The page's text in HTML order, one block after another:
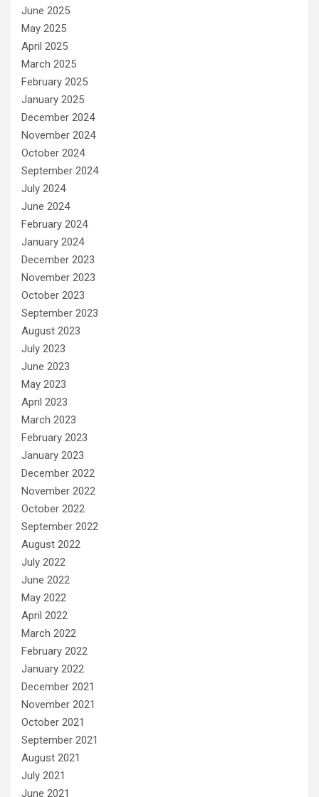
June 2025
May 2025
April 2025
March 2025
February 2025
January 2025
December 2024
November 2024
October 2024
September 2024
July 2024
June 2024
February 2024
January 2024
December 2023
November 2023
October 2023
September 2023
August 2023
July 2023
June 2023
May 2023
April 2023
March 2023
February 2023
January 2023
December 2022
November 2022
October 2022
September 2022
August 2022
July 2022
June 2022
May 2022
April 2022
March 2022
February 2022
January 2022
December 2021
November 2021
October 2021
September 2021
August 2021
July 2021
June 2021